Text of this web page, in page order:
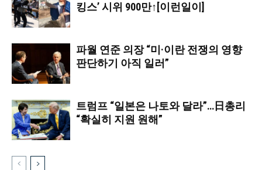
킹스’ 시위 900만↑[이런일이]
파월 연준 의장 “미·이란 전쟁의 영향
판단하기 아직 일러”
트럼프 “일본은 나토와 달라”…日총리
“확실히 지원 원해”